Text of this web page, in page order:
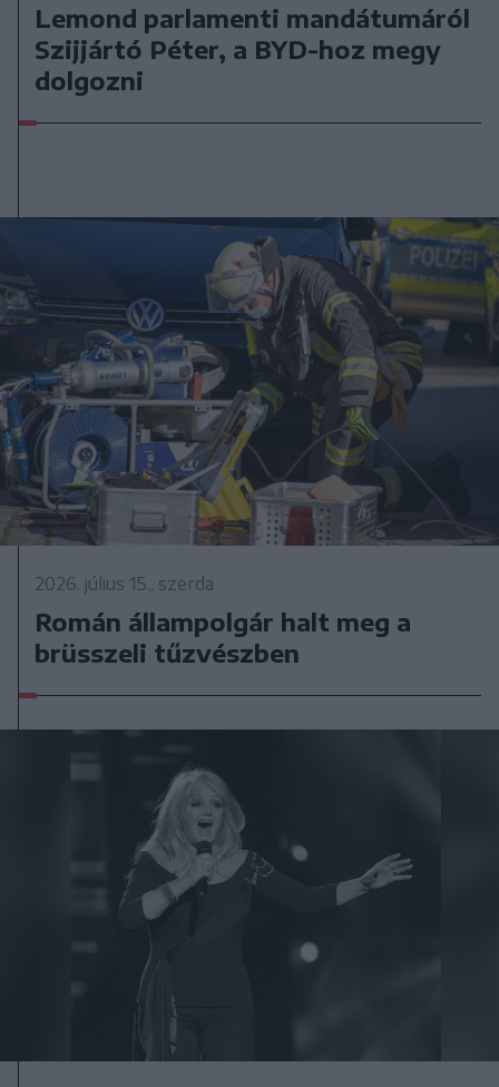
Lemond parlamenti mandátumáról
Szijjártó Péter, a BYD-hoz megy
dolgozni
2026. július 15., szerda
Román állampolgár halt meg a
brüsszeli tűzvészben